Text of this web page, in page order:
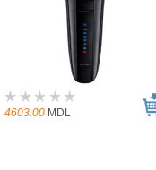
4603.00 MDL